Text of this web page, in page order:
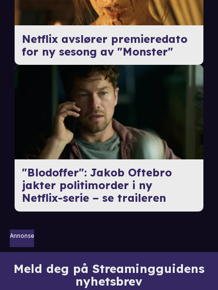
Netflix avslører premieredato
for ny sesong av "Monster"
"Blodoffer": Jakob Oftebro
jakter politimorder i ny
Netflix-serie – se traileren
Annonse
Meld deg på Streamingguidens
nyhetsbrev